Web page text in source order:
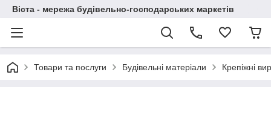
Віста - мережа будівельно-господарських маркетів
Товари та послуги Будівельні матеріали Крепіжні